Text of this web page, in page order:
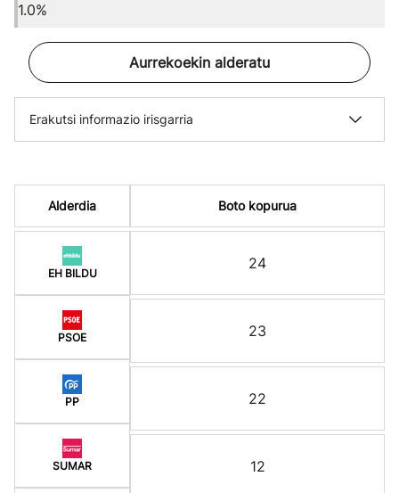
1.0%
Aurrekoekin alderatu
Erakutsi informazio irisgarria
Alderdia
EH BILDU
PSOE
PP
SUMAR
Boto kopurua
24
23
22
12